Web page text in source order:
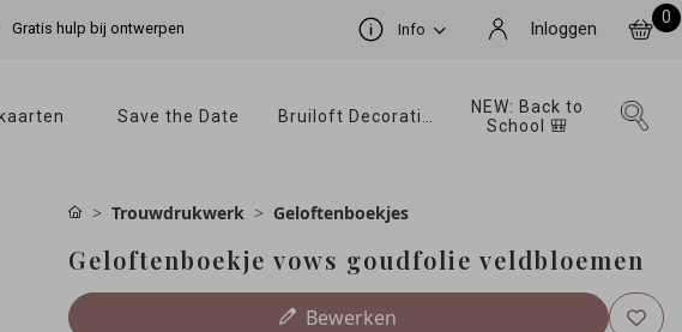
Gratis hulp bij ontwerpen Info Inloggen
0
Save the Date
NEW: Back to
School 🎒
Trouwdrukwerk Geloftenboekjes
Geloftenboekje vows goudfolie veldbloemen
Bewerken